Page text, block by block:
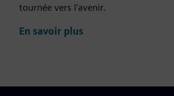
tournée vers l'avenir.
En savoir plus